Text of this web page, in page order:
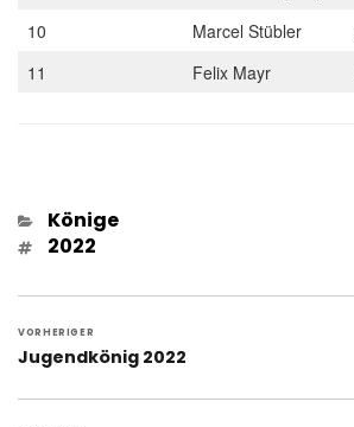
10
Marcel Stübler
11
Felix Mayr
Kategorien
Könige
Schlagwörter
2022
Beitragsnavigation
VORHERIGER
Vorheriger
Jugendkönig 2022